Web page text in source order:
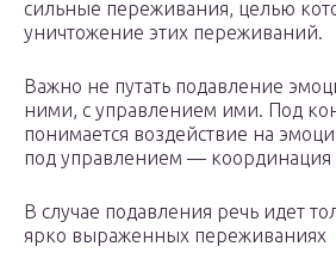
сильные переживания, целью
уничтожение этих переживаний.
Важно не путать подавление
ними, с управлением ими. Под
понимается воздействие на
под управлением —
В случае подавления речь идет
ярко выраженных переживаниях